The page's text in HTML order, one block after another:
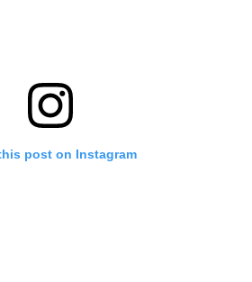
post on Instagram